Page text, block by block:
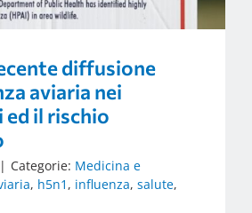
diffusione
aviaria nei
il rischio
| Categorie: Medicina e
, h5n1 , influenza, salute,